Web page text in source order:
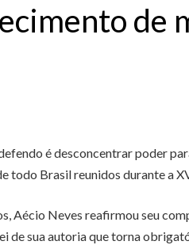
de
é desconcentrar poder
todo Brasil reunidos durante a
Aécio Neves reafirmou seu
de sua autoria que torna